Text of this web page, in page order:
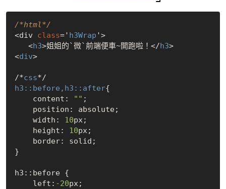
/*html*/
<div class=' h3Wrap '>
   <
h3>姐姐的`微`前端便車~開跑啦！</h3>
<div>
/*css
h3:: before , h3 :: after{
    content:
"" ;
    width:
10px;
    height:
10px;
}
h3::before {
    left:
-20px;